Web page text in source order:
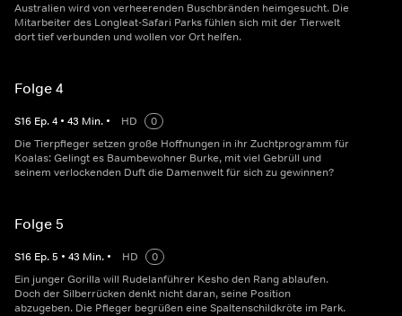
Australien wird von verheerenden Buschbränden heimgesucht. Die
Mitarbeiter des Longleat-Safari Parks fühlen sich mit der Tierwelt
dort tief verbunden und wollen vor Ort helfen.
Folge 4
S16 Ep.4 • 43 Min. • HD
0
Die Tierpfleger setzen große Hoffnungen in ihr Zuchtprogramm für
Koalas: Gelingt es Baumbewohner Burke, mit viel Gebrüll und
seinem verlockenden Duft die Damenwelt für sich zu gewinnen?
Folge 5
S16 Ep.5 • 43 Min. • HD
0
Ein junger Gorilla will Rudelanführer Kesho den Rang ablaufen.
Doch der Silberrücken denkt nicht daran, seine Position
abzugeben. Die Pfleger begrüßen eine Spaltenschildkröte im Park.